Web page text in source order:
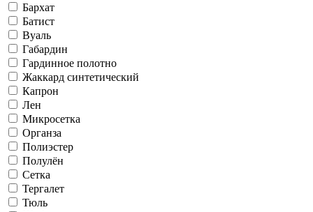
Бархат
Батист
Вуаль
Габардин
Гардинное полотно
Жаккард синтетический
Капрон
Лен
Микросетка
Органза
Полиэстер
Полулён
Сетка
Тергалет
Тюль